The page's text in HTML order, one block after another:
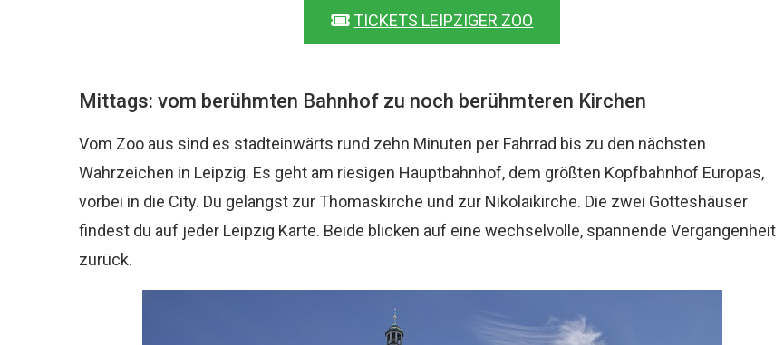
TICKETS LEIPZIGER ZOO
Mittags: vom berühmten Bahnhof zu noch berühmteren Kirchen
Vom Zoo aus sind es stadteinwärts rund zehn Minuten per Fahrrad bis zu den nächsten
Wahrzeichen in Leipzig. Es geht am riesigen Hauptbahnhof, dem größten Kopfbahnhof Europas,
vorbei in die City. Du gelangst zur Thomaskirche und zur Nikolaikirche. Die zwei Gotteshäuser
findest du auf jeder Leipzig Karte. Beide blicken auf eine wechselvolle, spannende Vergangenheit
zurück.